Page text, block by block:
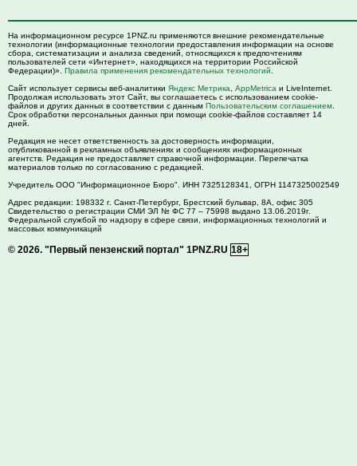
На информационном ресурсе 1PNZ.ru применяются внешние рекомендательные
технологии (информационные технологии предоставления информации на основе
сбора, систематизации и анализа сведений, относящихся к предпочтениям
пользователей сети «Интернет», находящихся на территории Российской
Федерации)». Правила применения рекомендательных технологий
Сайт использует сервисы веб-аналитики Яндекс Метрика AppMetrica и LiveInternet.
Продолжая использовать этот Сайт, вы соглашаетесь с использованием cookie-
файлов и других данных в соответствии с данным Пользовательским соглашением
Срок обработки персональных данных при помощи cookie-файлов составляет 14
дней.
Редакция не несет ответственность за достоверность информации,
опубликованной в рекламных объявлениях и сообщениях информационных
агентств. Редакция не предоставляет справочной информации. Перепечатка
материалов только по согласованию с редакцией.
Учредитель ООО "Информационное Бюро". ИНН 7325128341, ОГРН 1147325002549
Адрес редакции: 198332 г. Санкт-Петербург, Брестский бульвар, 8А, офис 305
Свидетельство о регистрации СМИ ЭЛ № ФС 77 – 75998 выдано 13.06.2019г.
Федеральной службой по надзору в сфере связи, информационных технологий и
массовых коммуникаций
© 2026. "Первый пензенский портал" 1PNZ.RU 18+